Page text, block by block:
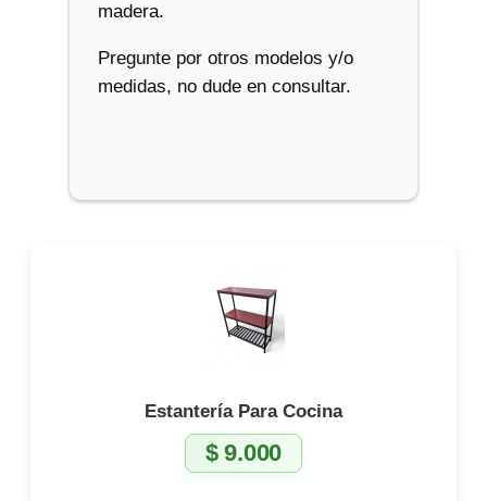
madera.
Pregunte por otros modelos y/o
medidas, no dude en consultar.
Estantería Para Cocina
$9.000